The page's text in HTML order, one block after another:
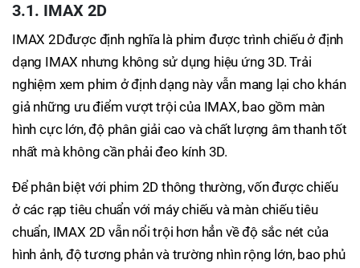
3.1. IMAX 2D
IMAX 2Dđược định nghĩa là phim được trình chiếu ở định
dạng IMAX nhưng không sử dụng hiệu ứng 3D. Trải
nghiệm xem phim ở định dạng này vẫn mang lại cho khán
giả những ưu điểm vượt trội của IMAX, bao gồm màn
hình cực lớn, độ phân giải cao và chất lượng âm thanh tốt
nhất mà không cần phải đeo kính 3D.
Để phân biệt với phim 2D thông thường, vốn được chiếu
ở các rạp tiêu chuẩn với máy chiếu và màn chiếu tiêu
chuẩn, IMAX 2D vẫn nổi trội hơn hẳn về độ sắc nét của
hình ảnh, độ tương phản và trường nhìn rộng lớn, bao phủ